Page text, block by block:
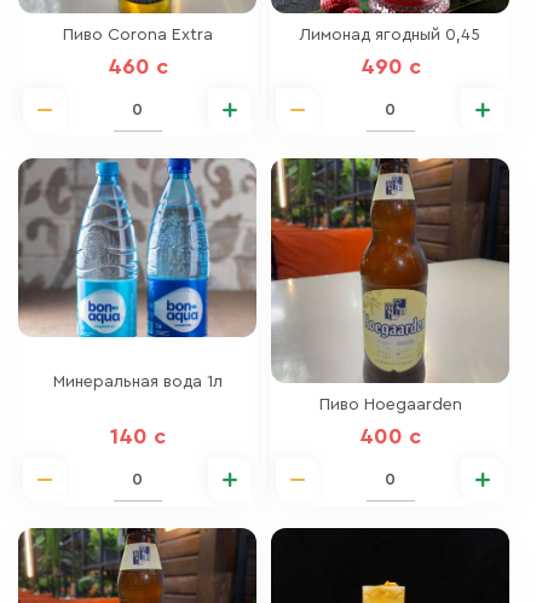
Пиво Corona Extra
460 c
Лимонад ягодный 0,45
490 c
Минеральная вода 1л
140 c
Пиво Hoegaarden
400 c